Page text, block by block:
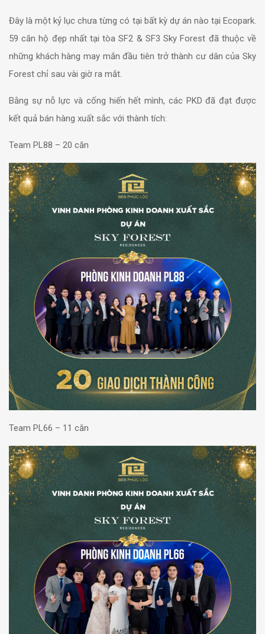
Đây là một kỷ lục chưa từng có tại bất kỳ dự án nào tại Ecopark.
59 căn hộ đẹp nhất tại tòa SF2 & SF3 Sky Forest đã thuộc về
những khách hàng may mắn đầu tiên trở thành cư dân của Sky
Forest chỉ sau vài giờ ra mắt.
Bằng sự nỗ lực và cống hiến hết mình, các PKD đã đạt được
kết quả bán hàng xuất sắc với thành tích:
Team PL88 – 20 căn
Team PL66 – 11 căn